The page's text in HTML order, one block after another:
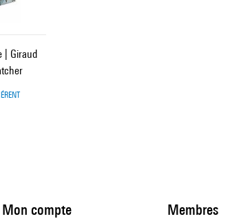
| Giraud
Mon compte Membres